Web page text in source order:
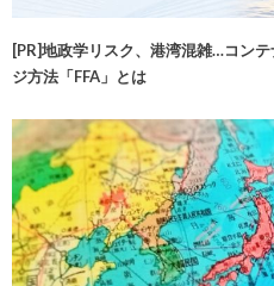
[PR]地政学リスク、港湾混雑…コン
ジ方法「FFA」とは